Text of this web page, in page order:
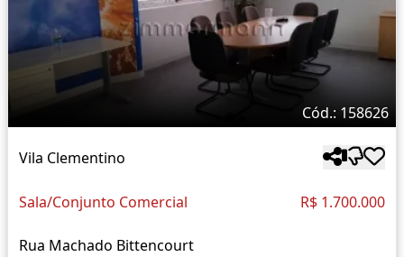
Cód.: 158626
Vila Clementino
Sala/Conjunto Comercial R$ 1.700.000
Rua Machado Bittencourt